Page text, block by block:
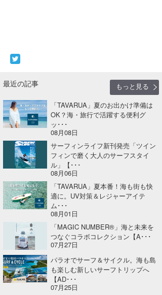
最近の記事
もっと見る
「TAVARUA」夏のお出かけ準備は
OK？海・旅行で活躍する便利グ
ッ･･･
08月08日
サーフィンライフ新刊発売「ツイン
フィンで磨く大人のサーフスタイ
ル」【･･･
08月06日
「TAVARUA」夏本番！海も街も快
適に。UV対策＆レジャーアイテ
ム･･･
08月01日
「MAGIC NUMBER®」海と未来を
つなぐコラボコレクション【A･･･
07月27日
パラオでサーフ＆サイクル。海も島
も楽しむ新しいサーフトリップへ
【AD･･･
07月25日